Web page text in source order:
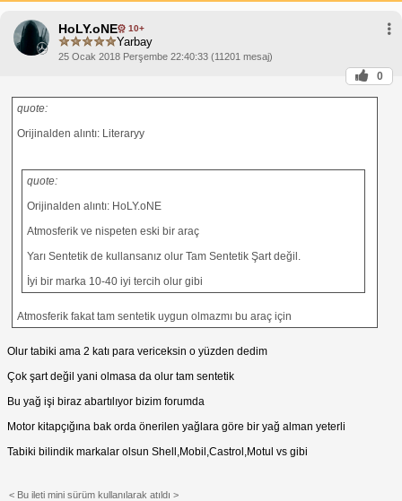
HoLY.oNE 10+
Yarbay
25 Ocak 2018 Perşembe 22:40:33 (11201 mesaj)
0
quote:
Orijinalden alıntı: Literaryy
quote:
Orijinalden alıntı: HoLY.oNE
Atmosferik ve nispeten eski bir araç
Yarı Sentetik de kullansanız olur Tam Sentetik Şart değil.
İyi bir marka 10-40 iyi tercih olur gibi
Atmosferik fakat tam sentetik uygun olmazmı bu araç için
Olur tabiki ama 2 katı para vericeksin o yüzden dedim
Çok şart değil yani olmasa da olur tam sentetik
Bu yağ işi biraz abartılıyor bizim forumda
Motor kitapçığına bak orda önerilen yağlara göre bir yağ alman yeterli
Tabiki bilindik markalar olsun Shell,Mobil,Castrol,Motul vs gibi
< Bu ileti mini sürüm kullanılarak atıldı >